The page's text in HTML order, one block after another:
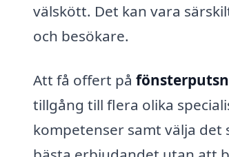
välskött. Det kan vara
och besökare.
Att få offert på
tillgång till flera olika
kompetenser samt välja